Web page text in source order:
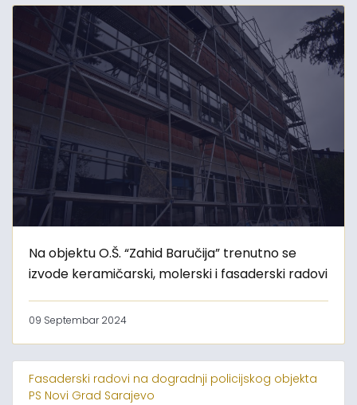
Na objektu O.Š. “Zahid Baručija” trenutno se
izvode keramičarski, molerski i fasaderski radovi
09 Septembar 2024
Fasaderski radovi na dogradnji policijskog objekta
PS Novi Grad Sarajevo